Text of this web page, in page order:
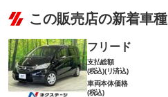
この販売店の新着車種
フリード
支払総額
(税込)(リ済込)
車両本体価格
(税込)